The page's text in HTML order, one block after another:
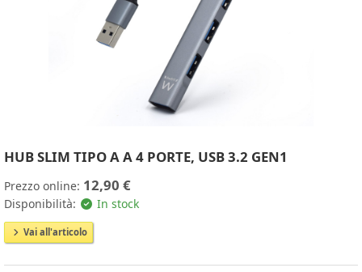
HUB SLIM TIPO A A 4 PORTE, USB 3.2 GEN1
Prezzo online: 12,90 €
Disponibilità: In stock
Vai all'articolo